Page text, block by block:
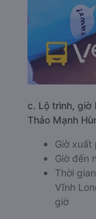
c. Lộ trình, giờ
Thảo Mạnh
Giờ xuất
Giờ đến
Thời
Vĩnh
giờ